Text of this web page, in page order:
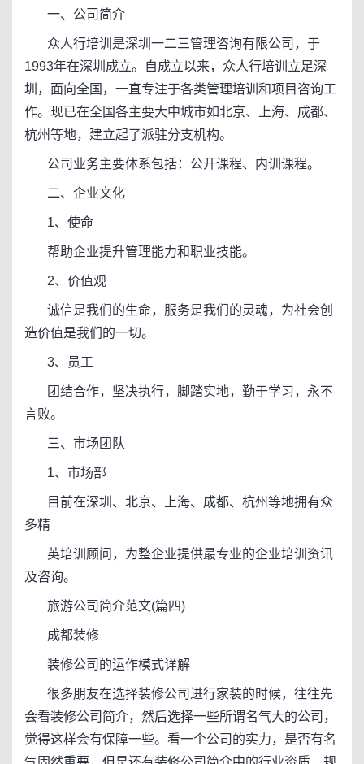
一、公司简介
众人行培训是深圳一二三管理咨询有限公司，于
1993年在深圳成立。自成立以来，众人行培训立足深
圳，面向全国，一直专注于各类管理培训和项目咨询工
作。现已在全国各主要大中城市如北京、上海、成都、
杭州等地，建立起了派驻分支机构。
公司业务主要体系包括：公开课程、内训课程。
二、企业文化
1、使命
帮助企业提升管理能力和职业技能。
2、价值观
诚信是我们的生命，服务是我们的灵魂，为社会创
造价值是我们的一切。
3、员工
团结合作，坚决执行，脚踏实地，勤于学习，永不
言败。
三、市场团队
1、市场部
目前在深圳、北京、上海、成都、杭州等地拥有众
多精
英培训顾问，为整企业提供最专业的企业培训资讯
及咨询。
旅游公司简介范文(篇四)
成都装修
装修公司的运作模式详解
很多朋友在选择装修公司进行家装的时候，往往先
会看装修公司简介，然后选择一些所谓名气大的公司，
觉得这样会有保障一些。看一个公司的实力，是否有名